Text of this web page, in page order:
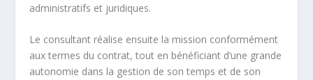
administratifs et juridiques.
Le consultant réalise ensuite la mission conformément
aux termes du contrat, tout en bénéficiant d’une grande
autonomie dans la gestion de son temps et de son